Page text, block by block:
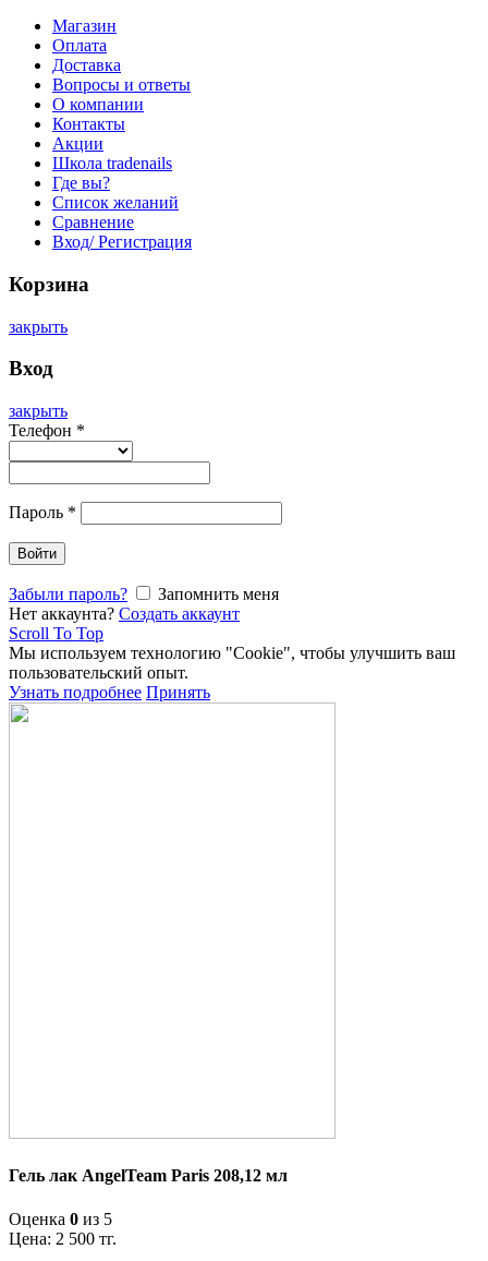
Магазин
Оплата
Доставка
Вопросы и ответы
О компании
Контакты
Акции
Школа tradenails
Где вы?
Список желаний
Сравнение
Вход/ Регистрация
Корзина
закрыть
Вход
закрыть
Телефон *
Пароль *
Войти
Забыли пароль?
Запомнить меня
Нет аккаунта? Создать аккаунт
Scroll To Top
Мы используем технологию "Cookie", чтобы улучшить ваш
пользовательский опыт.
Узнать подробнее Принять
Гель лак AngelTeam Paris 208,12 мл
Оценка 0 из 5
Цена: 2 500 тг.